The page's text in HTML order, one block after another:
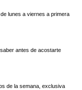
lunes a viernes a primera
antes de acostarte
de la semana, exclusiva